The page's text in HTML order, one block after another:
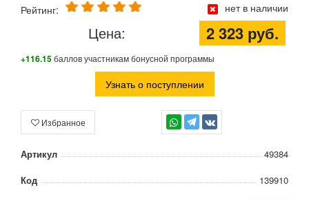
Рейтинг: нет в наличии
Цена: 2 323 руб.
+116.15баллов участникам бонусной программы
Узнать о поступлении
TG
Избранное
Артикул
49384
Код
139910